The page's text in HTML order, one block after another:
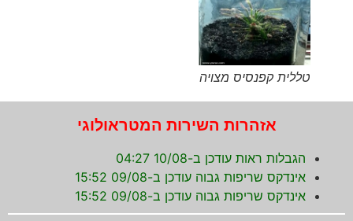
טללית קפנסיס מצויה
אזהרות השירות המטראולוגי
הגבלות ראות עודכן ב-10/08 04:27
אינדקס שריפות גבוה עודכן ב-09/08 15:52
אינדקס שריפות גבוה עודכן ב-09/08 15:52